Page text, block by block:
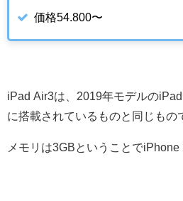
価格54.800〜
iPad Air3は、2019年モデルの
に搭載されているものと同じもの
メモリは3GBということでiPhone